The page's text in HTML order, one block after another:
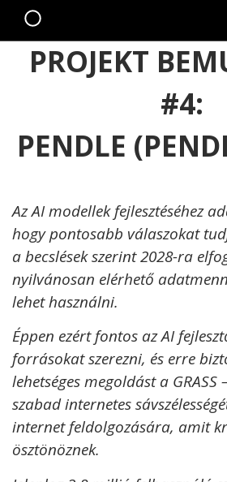
PROJEKT
#4:
PENDLE
Az AI modellek fejlesztéséhez
hogy pontosabb válaszokat
a becslések szerint 2028-ra
nyilvánosan elérhető
lehet használni.
Éppen ezért fontos az AI
forrásokat szerezni, és erre
lehetséges megoldást a
szabad internetes
internet feldolgozására, amit
ösztönöznek.